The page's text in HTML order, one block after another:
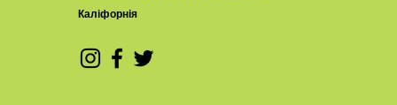
Каліфорнія